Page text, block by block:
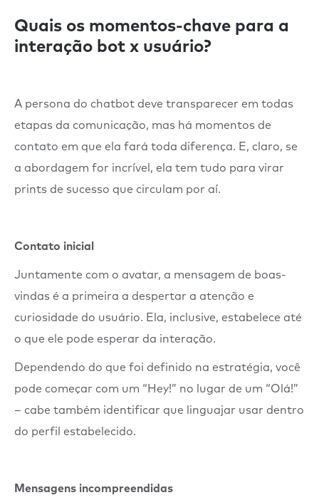
Quais os momentos-chave para a
interação bot x usuário?
A persona do chatbot deve transparecer em todas
etapas da comunicação, mas há momentos de
contato em que ela fará toda diferença. E, claro, se
a abordagem for incrível, ela tem tudo para virar
prints de sucesso que circulam por aí.
Contato inicial
Juntamente com o avatar, a mensagem de boas-
vindas é a primeira a despertar a atenção e
curiosidade do usuário. Ela, inclusive, estabelece até
o que ele pode esperar da interação.
Dependendo do que foi definido na estratégia, você
pode começar com um “Hey!” no lugar de um “Olá!”
– cabe também identificar que linguajar usar dentro
do perfil estabelecido.
Mensagens incompreendidas